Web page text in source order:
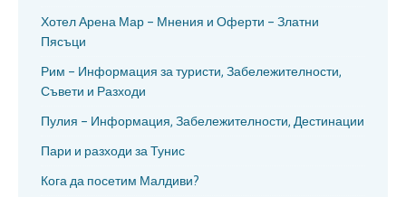
Хотел Арена Мар – Мнения и Оферти – Златни
Пясъци
Рим – Информация за туристи, Забележителности,
Съвети и Разходи
Пулия – Информация, Забележителности, Дестинации
Пари и разходи за Тунис
Кога да посетим Малдиви?